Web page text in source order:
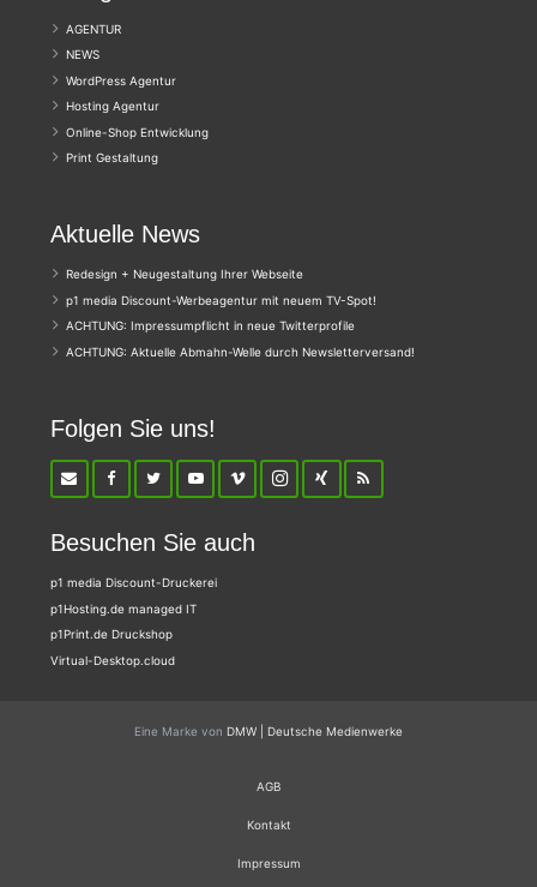
AGENTUR
NEWS
WordPress Agentur
Hosting Agentur
Online-Shop Entwicklung
Print Gestaltung
Aktuelle News
Redesign + Neugestaltung Ihrer Webseite
p1 media Discount-Werbeagentur mit neuem TV-Spot!
ACHTUNG: Impressumpflicht in neue Twitterprofile
ACHTUNG: Aktuelle Abmahn-Welle durch Newsletterversand!
Folgen Sie uns!
Besuchen Sie auch
p1 media Discount-Druckerei
p1Hosting.de managed IT
p1Print.de Druckshop
Virtual-Desktop.cloud
Eine Marke von DMW | Deutsche Medienwerke
AGB
Kontakt
Impressum